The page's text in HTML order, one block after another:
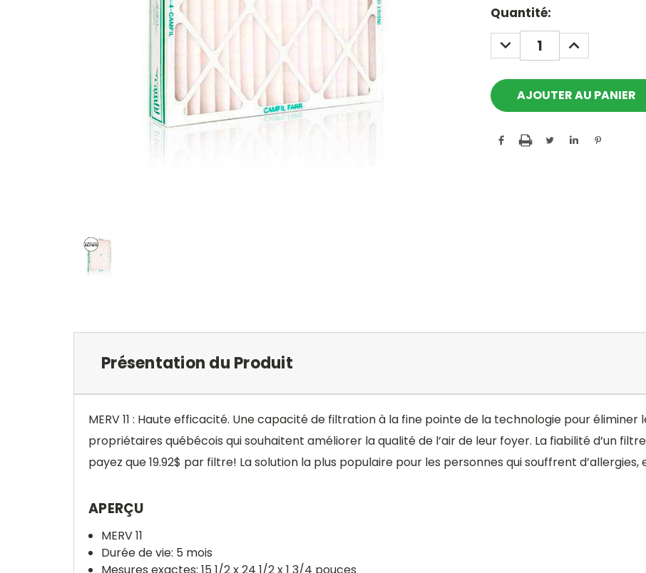
Current
Stock:
Quantité:
DECREASE
QUANTITY:
INCREASE
QUANTITY:
Présentation du Produit
MERV 11 : Haute efficacité. Une capacité de filtration à la fine pointe de la technologie pour éliminer
propriétaires québécois qui souhaitent améliorer la qualité de l’air de leur foyer. La fiabilité d’un
payez que 19.92$ par filtre! La solution la plus populaire pour les personnes qui souffrent
APERÇU
MERV 11
Durée de vie: 5 mois